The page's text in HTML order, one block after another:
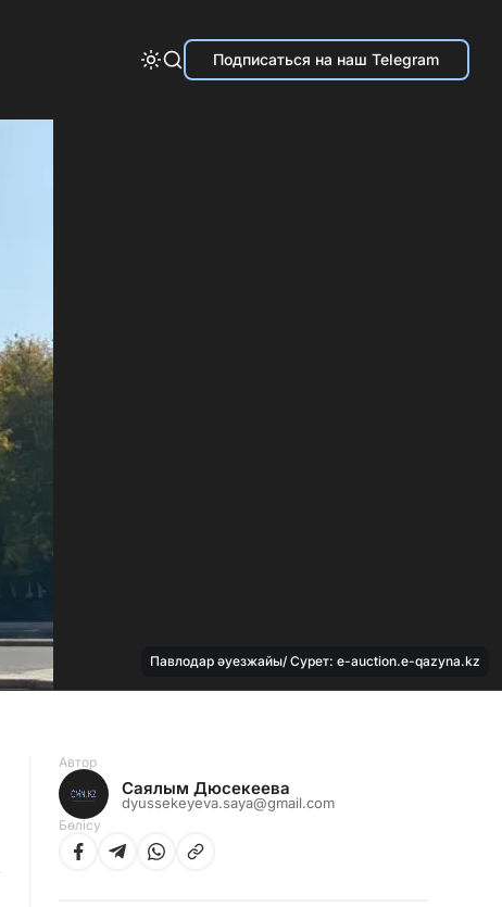
Подписаться на наш Telegram
Павлодар әуезжайы/ Сурет: e-auction.e-qazyna.kz
Автор
Саялым Дюсекеева
dyussekeyeva.saya@gmail.com
Бөлісу